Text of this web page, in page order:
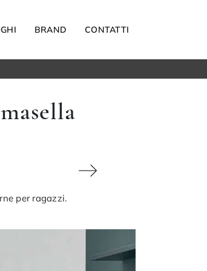
Giardino
BRAND CONTATTI
per ragazzi.